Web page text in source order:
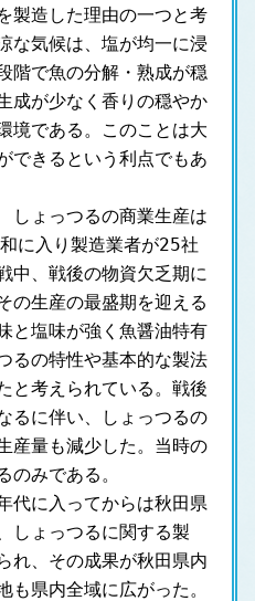
製造した理由の一つと考
な気候は、塩が均一に浸
階で魚の分解・熟成が穏
成が少なく香りの穏やか
境である。このことは大
できるという利点でもあ
しょっつるの商業生産は
に入り製造業者が25社
中、戦後の物資欠乏期に
の生産の最盛期を迎える
と塩味が強く魚醤油特有
るの特性や基本的な製法
と考えられている。戦後
るに伴い、しょっつるの
産量も減少した。当時の
のみである。
代に入ってからは秋田県
しょっつるに関する製
れ、その成果が秋田県内
も県内全域に広がった。